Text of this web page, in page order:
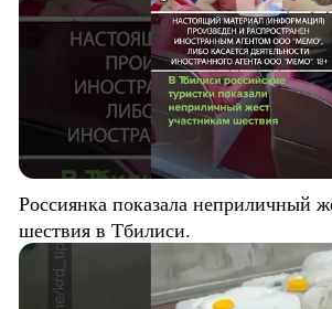
Россиянка показала неприличный
шествия в Тбилиси.